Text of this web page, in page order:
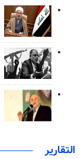
التقارير